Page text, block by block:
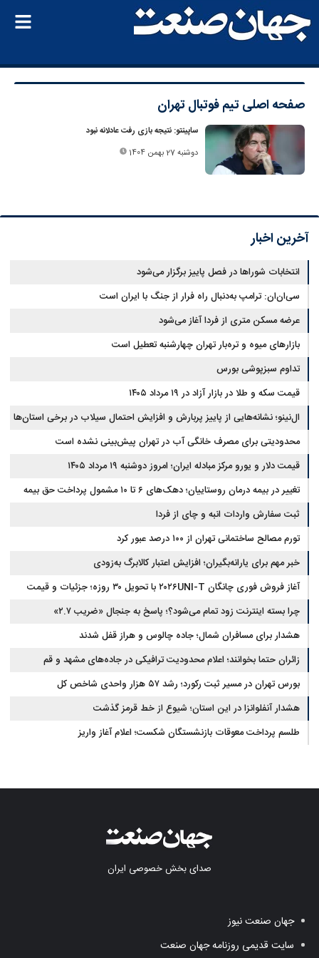
صفحه اصلیتیم فوتبال تهران
ساپینتو: نتیجه بازی رفت عادلانه نبود
دوشنبه 27 بهمن 1404
آخرین اخبار
انتخابات شوراها در فصل پاییز برگزار می‌شود
سی‌ان‌ان: ترامپ به‌دنبال راه فرار از جنگ با ایران است
عرضه مسکن متری از فردا آغاز می‌شود
بازارهای میوه و تره‌بار تهران چهارشنبه تعطیل است
تداوم سبزپوشی بورس
قیمت سکه و طلا در بازار آزاد در ۱۹ مرداد ۱۴۰۵
ال‌نینو؛ نشانه‌هایی از پاییز پربارش و افزایش احتمال سیلاب در برخی استان‌ها
محدودیتی برای مصرف خانگی آب در تهران پیش‌بینی نشده است
قیمت دلار و یورو مرکز مبادله ایران؛ امروز دوشنبه ۱۹ مرداد ۱۴۰۵
تغییر در بیمه درمان روستاییان؛ دهک‌های ۶ تا ۱۰ مشمول پرداخت حق بیمه
شدند
ثبت سفارش واردات انبه و چای از فردا
تورم مصالح ساختمانی تهران از ۱۰۰ درصد عبور کرد
خبر مهم برای یارانه‌بگیران؛ افزایش اعتبار کالابرگ به‌زودی
آغاز فروش فوری چانگان ۲۰۲۶UNI-T با تحویل ۳۰ روزه؛ جزئیات و قیمت
چرا بسته اینترنت زود تمام می‌شود؟؛ پاسخ به جنجال «ضریب ۲.۷»
هشدار برای مسافران شمال؛ جاده چالوس و هراز قفل شدند
زائران حتما بخوانند؛ اعلام محدودیت ترافیکی در جاده‌های مشهد و قم
بورس تهران در مسیر ثبت رکورد؛ رشد ۵۷ هزار واحدی شاخص کل
هشدار آنفلوانزا در این استان؛ شیوع از خط قرمز گذشت
طلسم پرداخت معوقات بازنشستگان شکست؛ اعلام آغاز واریز
صدای بخش خصوصی ایران
جهان صنعت نیوز
سایت قدیمی روزنامه جهان صنعت